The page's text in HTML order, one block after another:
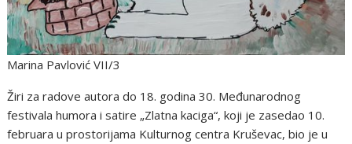
Marina Pavlović VII/3
Žiri za radove autora do 18. godina 30. Međunarodnog
festivala humora i satire „Zlatna kaciga“, koji je zasedao 10.
februara u prostorijama Kulturnog centra Kruševac, bio je u